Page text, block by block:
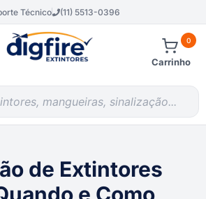
Técnico (11) 5513-0396
Carrinho
0
de Extintores